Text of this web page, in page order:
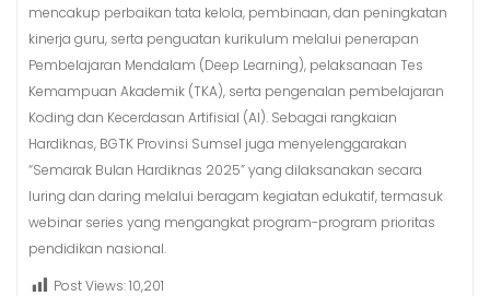
mencakup perbaikan tata kelola, pembinaan, dan peningkatan
kinerja guru, serta penguatan kurikulum melalui penerapan
Pembelajaran Mendalam (Deep Learning), pelaksanaan Tes
Kemampuan Akademik (TKA), serta pengenalan pembelajaran
Koding dan Kecerdasan Artifisial (AI). Sebagai rangkaian
Hardiknas, BGTK Provinsi Sumsel juga menyelenggarakan
“Semarak Bulan Hardiknas 2025” yang dilaksanakan secara
luring dan daring melalui beragam kegiatan edukatif, termasuk
webinar series yang mengangkat program-program prioritas
pendidikan nasional.
Post Views:10,201